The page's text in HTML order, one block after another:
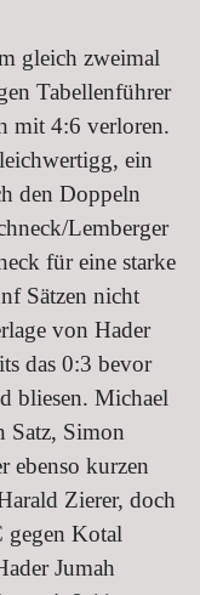
gleich zweimal
Tabellenführer
mit 4:6 verloren.
ein
den Doppeln
Lemberger
für eine starke
Sätzen nicht
von Hader
das 0:3 bevor
bliesen. Michael
Satz, Simon
ebenso kurzen
Zierer, doch
gegen Kotal
Jumah